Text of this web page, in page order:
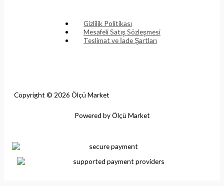
Gizlilik Politikası
Mesafeli Satış Sözleşmesi
Teslimat ve İade Şartları
Copyright © 2026 Ölçü Market
Powered by Ölçü Market